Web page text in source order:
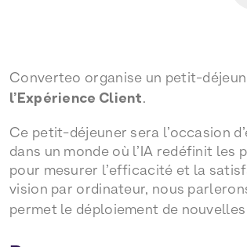
Converteo organise un petit-
l’Expérience Client.
Ce petit-déjeuner sera l’occasion
dans un monde où l’IA redéfinit
pour mesurer l’efficacité et la
vision par ordinateur, nous
permet le déploiement de